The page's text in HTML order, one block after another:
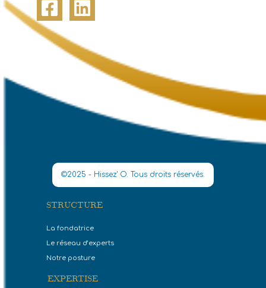
©2025 - Hissez' O. Tous droits réservés.
STRUCTURE
La fondatrice
Le réseau d’experts
Notre posture
EXPERTISE